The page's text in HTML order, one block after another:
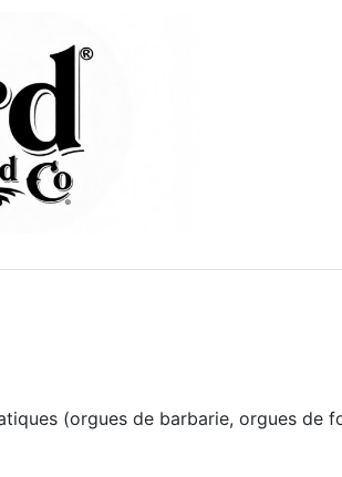
(orgues de barbarie, orgues de